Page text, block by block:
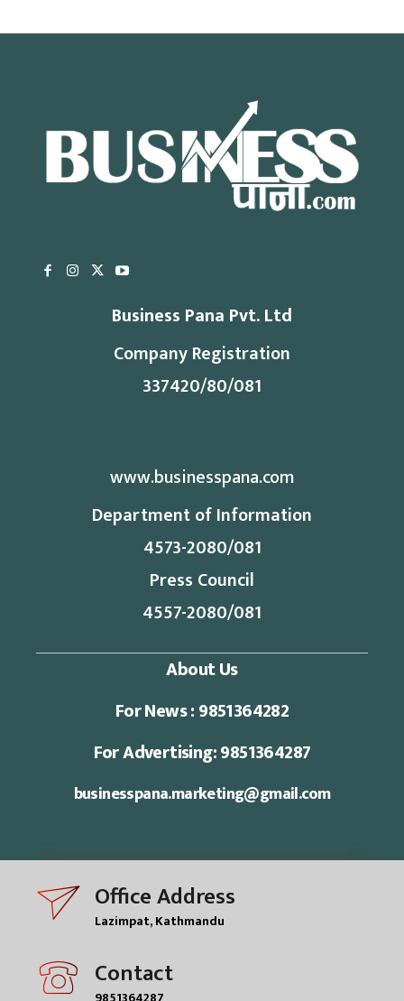
Business Pana Pvt. Ltd
Company Registration
337420/80/081
www.businesspana.com
Department of Information
4573-2080/081
Press Council
4557-2080/081
About Us
For News : 9851364282
For Advertising: 9851364287
businesspana.marketing@gmail.com
Office Address
Lazimpat, Kathmandu
Contact